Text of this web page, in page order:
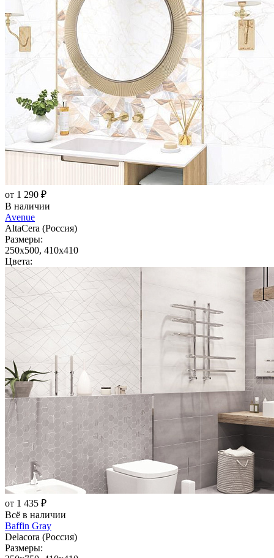
от 1 290 ₽
В наличии
Avenue
AltaCera (Россия)
Размеры:
250x500, 410x410
Цвета:
от 1 435 ₽
Всё в наличии
Baffin Gray
Delacora (Россия)
Размеры: